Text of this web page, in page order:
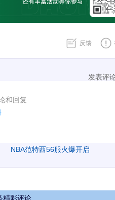
反馈
发表评
和回复
NBA范特西56服火爆开启
精彩评论